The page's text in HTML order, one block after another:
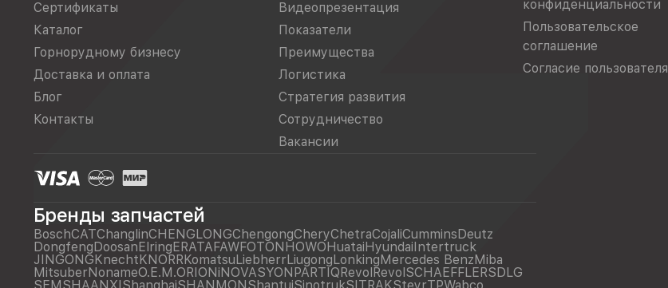
Сертификаты
Каталог
Горнорудному бизнесу
Доставка и оплата
Блог
Контакты
Видеопрезентация
Показатели
Преимущества
Логистика
Стратегия развития
Сотрудничество
Вакансии
конфиденциальности
Пользовательское
соглашение
Согласие пользователя
Бренды запчастей
BoschCATChanglinCHENGLONGChengongCheryChetraCojaliCumminsDeutz
DongfengDoosanElringERATAFAWFOTONHOWOHuataiHyundaiIntertruck
JINGONGKnechtKNORRKomatsuLiebherrLiugongLonkingMercedes BenzMiba
MitsuberNonameO.E.M.ORIONiNOVASYONPARTIQRevolRevolSCHAEFFLERSDLG